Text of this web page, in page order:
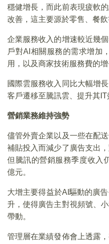
穩健增長，而此前表現疲軟
改善，這主要源於零售、餐
企業服務收入的增速較近幾
戶對AI相關服務的需求增加
用，以及商家技術服務費的增
國際雲服務收入同比大幅增
客戶遷移至騰訊雲、提升其IT
營銷業務維持強勢
儘管外賣企業以及一些在配
補貼投入而減少了廣告支出
但騰訊的營銷服務季度收入
億元。
大增主要得益於AI驅動的廣
升，使得廣告主對視頻號、
帶動。
管理層在業績發佈會上透露